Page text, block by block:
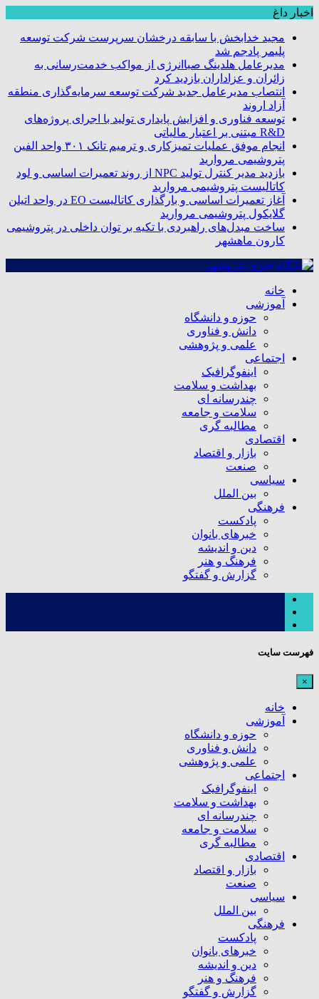
اخبار داغ
مجید خدابخش با سابقه درخشان سرپرست شرکت توسعه
پلیمر پادجم شد
مدیرعامل هلدینگ صباانرژی از مواکب خدمت‌رسانی به
زائران و عزاداران بازدید کرد
انتصاب مدیرعامل جدید شرکت توسعه سرمایه‌گذاری منطقه
آزاد اروند
توسعه فناوری و افزایش پایداری تولید با اجرای پروژه‌های
R&D مبتنی بر اعتبار مالیاتی
انجام موفق عملیات تمیزکاری و ترمیم تانک ۳۰۱ واحد الفین
پتروشیمی مروارید
بازدید مدیر کنترل تولید NPC از روند تعمیرات اساسی و لود
کاتالیست پتروشیمی مروارید
آغاز تعمیرات اساسی و بارگذاری کاتالیست EO در واحد اتیلن
گلایکول پتروشیمی مروارید
ساخت مبدل‌های راهبردی با تکیه بر توان داخلی در پتروشیمی
کارون ماهشهر
خانه
آموزشی
حوزه و دانشگاه
دانش و فناوری
علمی و پژوهشی
اجتماعی
اینفوگرافیک
بهداشت و سلامت
چندرسانه ای
سلامت و جامعه
مطالبه گری
اقتصادی
بازار و اقتصاد
صنعت
سیاسی
بین الملل
فرهنگی
پادکست
خبرهای بانوان
دین و اندیشه
فرهنگ و هنر
گزارش و گفتگو
فهرست سایت
×
خانه
آموزشی
حوزه و دانشگاه
دانش و فناوری
علمی و پژوهشی
اجتماعی
اینفوگرافیک
بهداشت و سلامت
چندرسانه ای
سلامت و جامعه
مطالبه گری
اقتصادی
بازار و اقتصاد
صنعت
سیاسی
بین الملل
فرهنگی
پادکست
خبرهای بانوان
دین و اندیشه
فرهنگ و هنر
گزارش و گفتگو